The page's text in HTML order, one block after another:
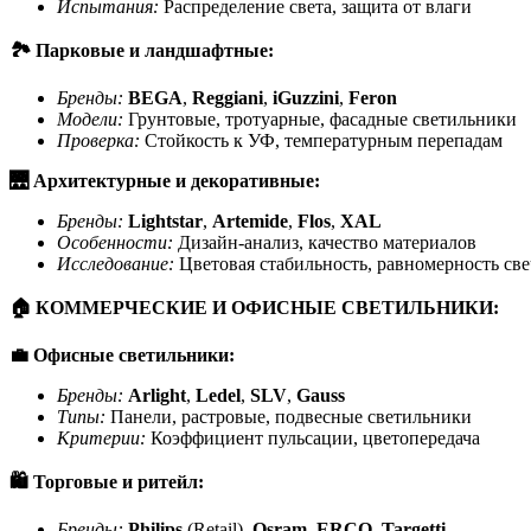
Испытания: Распределение света, защита от влаги
🏞 ️ Парковые и ландшафтные:
Бренды: BEGA, Reggiani, iGuzzini, Feron
Модели: Грунтовые, тротуарные, фасадные светильники
Проверка: Стойкость к УФ, температурным перепадам
🌉 Архитектурные и декоративные:
Бренды: Lightstar, Artemide, Flos, XAL
Особенности: Дизайн-анализ, качество материалов
Исследование: Цветовая стабильность, равномерность
🏠 КОММЕРЧЕСКИЕ И ОФИСНЫЕ СВЕТИЛЬНИКИ:
💼 Офисные светильники:
Бренды: Arlight, Ledel, SLV, Gauss
Типы: Панели, растровые, подвесные светильники
Критерии: Коэффициент пульсации, цветопередача
🛍 ️ Торговые и ритейл: